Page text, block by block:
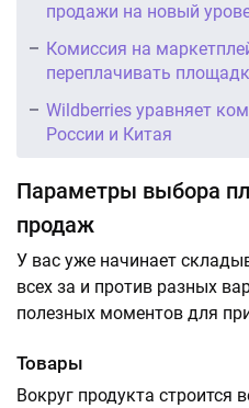
продажи на новый
Комиссия на
переплачивать
Wildberries уравняет
России и Китая
Параметры выбора
продаж
У вас уже начинает
всех за и против разных
полезных моментов для
Товары
Вокруг продукта строится